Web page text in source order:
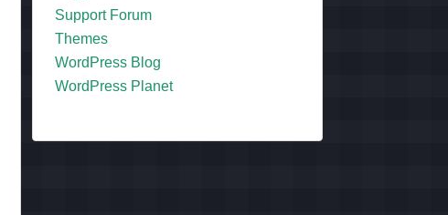
Support Forum
Themes
WordPress Blog
WordPress Planet